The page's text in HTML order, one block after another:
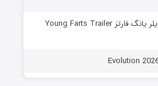
دانلود مستند قطعات تریلر یانگ فارتز Young Farts Trailer